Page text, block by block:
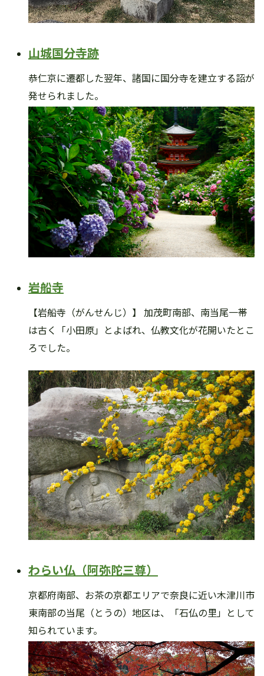
山城国分寺跡
恭仁京に遷都した翌年、諸国に国分寺を建立する詔が
発せられました。
岩船寺
【岩船寺（がんせんじ）】 加茂町南部、南当尾一帯
は古く「小田原」とよばれ、仏教文化が花開いたとこ
ろでした。
わらい仏（阿弥陀三尊）
京都府南部、お茶の京都エリアで奈良に近い木津川市
東南部の当尾（とうの）地区は、「石仏の里」として
知られています。